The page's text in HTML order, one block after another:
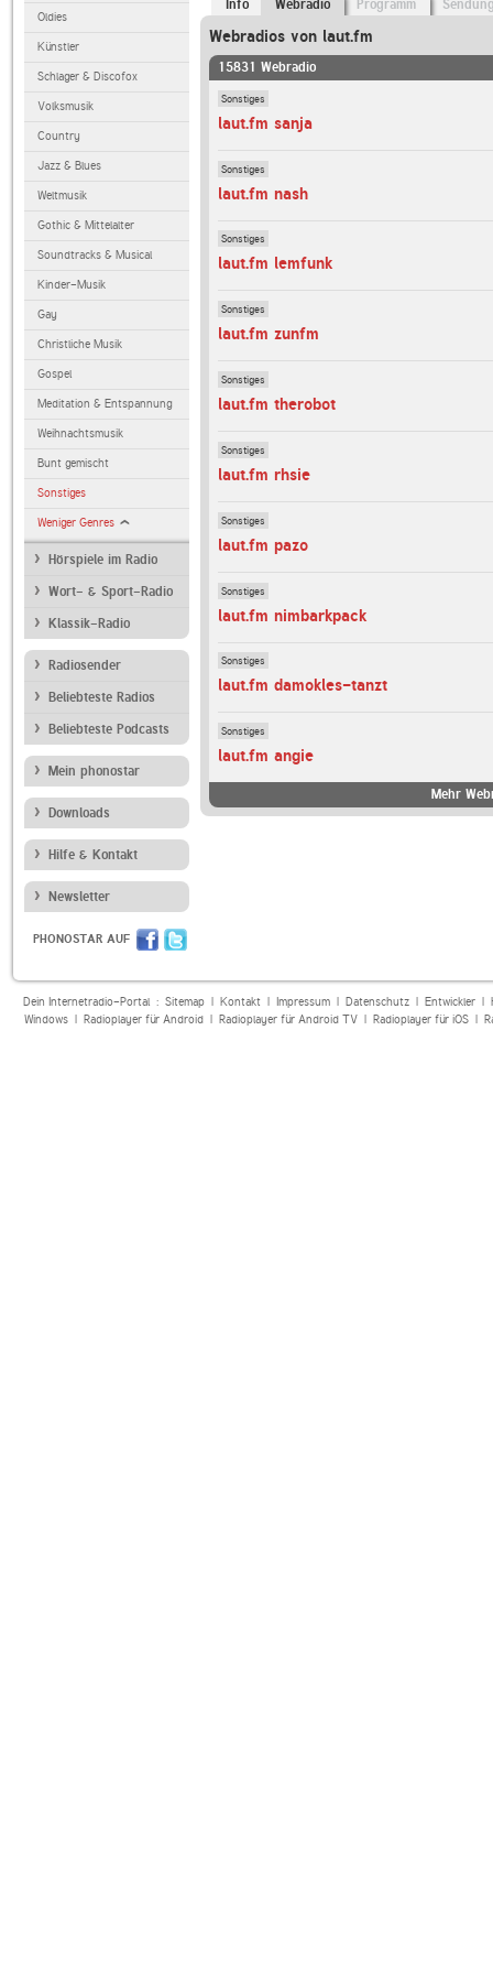
Oldies
Künstler
Schlager & Discofox
Volksmusik
Country
Jazz & Blues
Weltmusik
Gothic & Mittelalter
Soundtracks & Musical
Kinder-Musik
Gay
Christliche Musik
Gospel
Meditation & Entspannung
Weihnachtsmusik
Bunt gemischt
Sonstiges
Weniger Genres
Hörspiele im Radio
Wort- & Sport-Radio
Klassik-Radio
Radiosender
Beliebteste Radios
Beliebteste Podcasts
Mein phonostar
Downloads
Hilfe & Kontakt
Newsletter
PHONOSTAR AUF
Info Webradio Programm
Webradios von laut.fm
15831 Webradio
Sonstiges
laut.fm sanja
Sonstiges
laut.fm nash
Sonstiges
laut.fm lemfunk
Sonstiges
laut.fm zunfm
Sonstiges
laut.fm therobot
Sonstiges
laut.fm rhsie
Sonstiges
laut.fm pazo
Sonstiges
laut.fm nimbarkpack
Sonstiges
laut.fm damokles-tanzt
Sonstiges
laut.fm angie
Mehr
Dein Internetradio-Portal : Sitemap| Kontakt| Impressum| Datenschutz| Entwickler|
Windows| Radioplayer für Android| Radioplayer für Android TV| Radioplayer für iOS|